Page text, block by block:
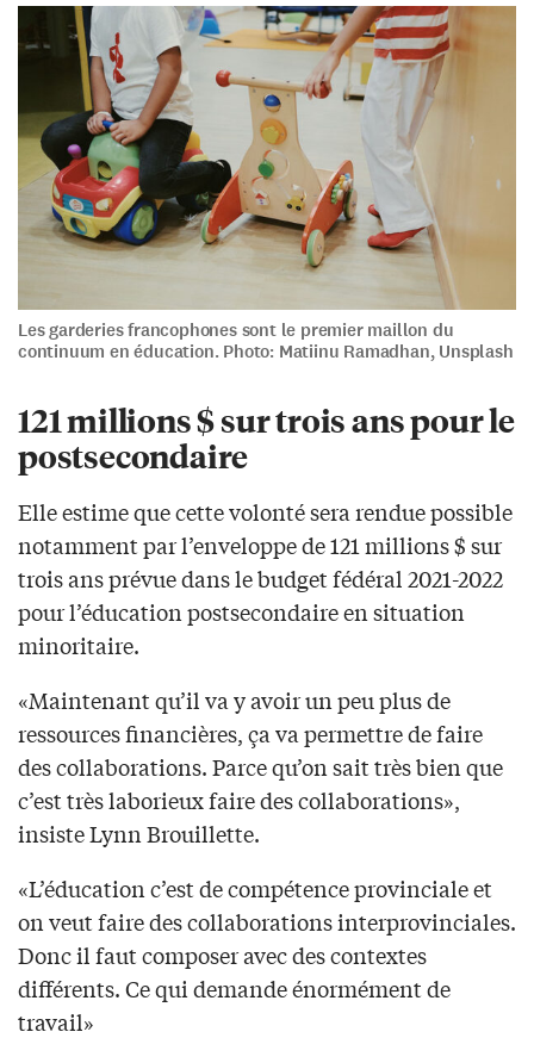
Les garderies francophones sont le premier maillon du
continuum en éducation. Photo: Matiinu Ramadhan, Unsplash
121 millions $ sur trois ans pour le
postsecondaire
Elle estime que cette volonté sera rendue possible
notamment par l’enveloppe de 121 millions $ sur
trois ans prévue dans le budget fédéral 2021-2022
pour l’éducation postsecondaire en situation
minoritaire.
«Maintenant qu’il va y avoir un peu plus de
ressources financières, ça va permettre de faire
des collaborations. Parce qu’on sait très bien que
c’est très laborieux faire des collaborations»,
insiste Lynn Brouillette.
«L’éducation c’est de compétence provinciale et
on veut faire des collaborations interprovinciales.
Donc il faut composer avec des contextes
différents. Ce qui demande énormément de
travail»